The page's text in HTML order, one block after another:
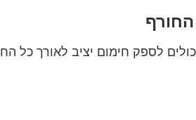
לספק חימום יציב לאורך כל